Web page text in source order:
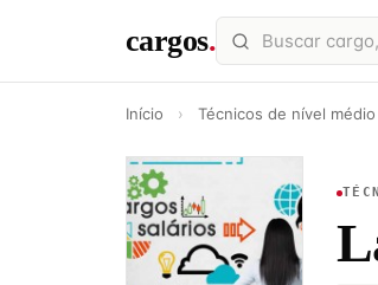
cargos.
Início › Técnicos de nível médio